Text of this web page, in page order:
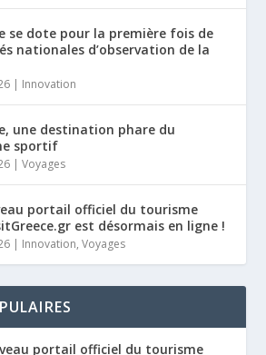
se dote pour la première fois de
nationales d’observation de la
| Innovation
une destination phare du
sportif
|Voyages
portail officiel du tourisme
est désormais en ligne !
| Innovation,Voyages
portail officiel du tourisme